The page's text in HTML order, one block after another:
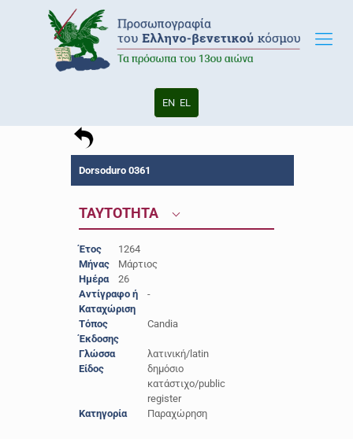
EN EL
Dorsoduro 0361
ΤΑΥΤΟΤΗΤΑ
Έτος
1264
Μήνας
Μάρτιος
Ημέρα
26
Αντίγραφο ή
Καταχώριση
-
Τόπος
Έκδοσης
Candia
Γλώσσα
λατινική/latin
Είδος
δημόσιο
κατάστιχο/public
register
Κατηγορία
Παραχώρηση